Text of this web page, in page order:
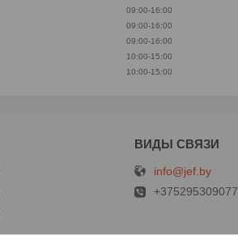
09:00-16:00
09:00-16:00
09:00-16:00
10:00-15:00
10:00-15:00
info@jef.by
+375295309077